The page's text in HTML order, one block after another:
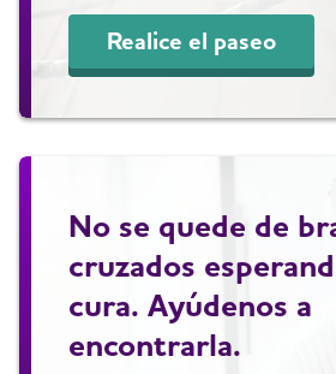
Realice el paseo
No se quede de
cruzados
cura. Ayúdenos a
encontrarla.